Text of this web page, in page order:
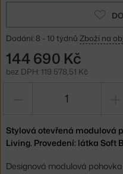
Dodání: 8 - 10 týdnů Zboží na
144 690 Kč
bez DPH: 119 578,51 Kč
Stylová otevřená modulová
Living. Provedení: látka Soft
Designová modulová